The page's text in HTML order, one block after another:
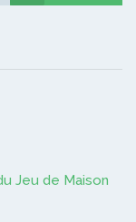
Jeu de Maison